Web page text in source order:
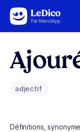
Aller au contenu
adjectif
Définitions,